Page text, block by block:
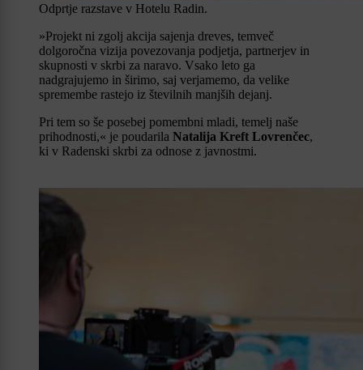
Odprtje razstave v Hotelu Radin.
»Projekt ni zgolj akcija sajenja dreves, temveč
dolgoročna vizija povezovanja podjetja, partnerjev in
skupnosti v skrbi za naravo. Vsako leto ga
nadgrajujemo in širimo, saj verjamemo, da velike
spremembe rastejo iz številnih manjših dejanj.
Pri tem so še posebej pomembni mladi, temelj naše
prihodnosti,« je poudarila Natalija Kreft Lovrenčec,
ki v Radenski skrbi za odnose z javnostmi.